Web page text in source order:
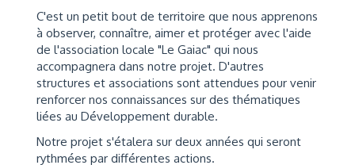
C'est un petit bout de territoire que nous apprenons
à observer, connaître, aimer et protéger avec l'aide
de l'association locale "Le Gaiac" qui nous
accompagnera dans notre projet. D'autres
structures et associations sont attendues pour venir
renforcer nos connaissances sur des thématiques
liées au Développement durable.
Notre projet s'étalera sur deux années qui seront
rythmées par différentes actions.